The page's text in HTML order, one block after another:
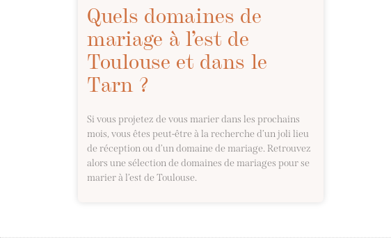
Quels domaines de
mariage à l’est de
Toulouse et dans le
Tarn ?
Si vous projetez de vous marier dans les prochains
mois, vous êtes peut-être à la recherche d’un joli lieu
de réception ou d’un domaine de mariage. Retrouvez
alors une sélection de domaines de mariages pour se
marier à l’est de Toulouse.